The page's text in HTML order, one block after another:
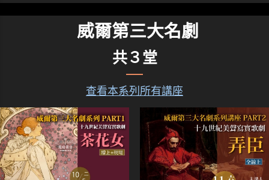
威爾第三大名劇
共３堂
查看本系列所有講座